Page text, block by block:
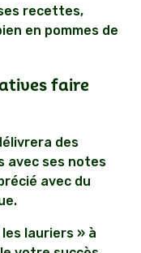
recettes,
en pommes de
faire
des
avec ses notes
avec du
lauriers » à